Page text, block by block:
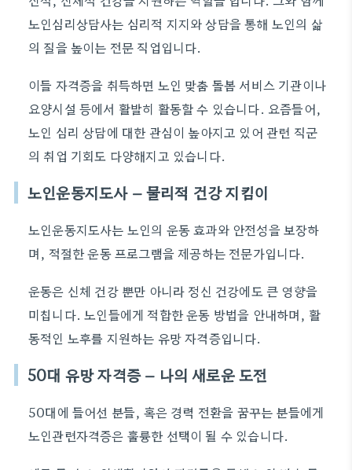
노인심리상담사는 심리적 지지와 상담을 통해 노인의 삶
의 질을 높이는 전문 직업입니다.
이들 자격증을 취득하면 노인 맞춤 돌봄 서비스 기관이나
요양시설 등에서 활발히 활동할 수 있습니다. 요즘들어,
노인 심리 상담에 대한 관심이 높아지고 있어 관련 직군
의 취업 기회도 다양해지고 있습니다.
노인운동지도사 – 물리적 건강 지킴이
노인운동지도사는 노인의 운동 효과와 안전성을 보장하
며, 적절한 운동 프로그램을 제공하는 전문가입니다.
운동은 신체 건강 뿐만 아니라 정신 건강에도 큰 영향을
미칩니다. 노인들에게 적합한 운동 방법을 안내하며, 활
동적인 노후를 지원하는 유망 자격증입니다.
50대 유망 자격증 – 나의 새로운 도전
50대에 들어선 분들, 혹은 경력 전환을 꿈꾸는 분들에게
노인관련자격증은 훌륭한 선택이 될 수 있습니다.